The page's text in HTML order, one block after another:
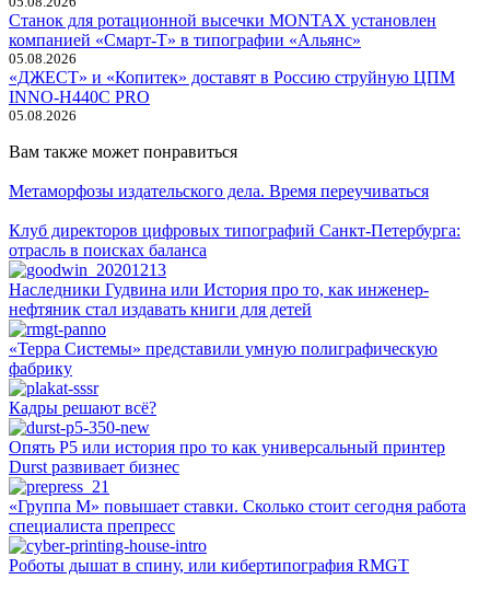
Cтанок для ротационной высечки MONTAX установлен
компанией «Смарт-Т» в типографии «Альянс»
05.08.2026
«ДЖЕСТ» и «Копитек» доставят в Россию струйную ЦПМ
INNO-H440C PRO
05.08.2026
Вам также может понравиться
Метаморфозы издательского дела. Время переучиваться
Клуб директоров цифровых типографий Санкт-Петербурга:
отрасль в поисках баланса
Наследники Гудвина или История про то, как инженер-
нефтяник стал издавать книги для детей
«Терра Системы» представили умную полиграфическую
фабрику
Кадры решают всё?
Опять P5 или история про то как универсальный принтер
Durst развивает бизнес
«Группа М» повышает ставки. Сколько стоит сегодня работа
специалиста препресс
Роботы дышат в спину, или кибертипография RMGT